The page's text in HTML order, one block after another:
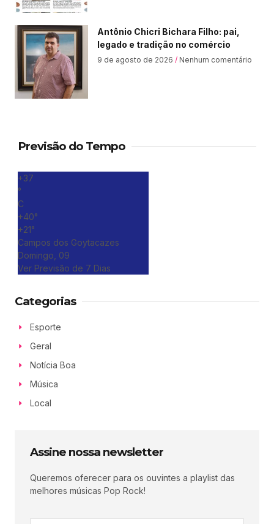
Antônio Chicri Bichara Filho: pai,
legado e tradição no comércio
9 de agosto de 2026 Nenhum comentário
Previsão do Tempo
+37
°
C
+40°
+21°
Campos dos Goytacazes
Domingo, 09
Ver Previsão de 7 Dias
Categorias
Esporte
Geral
Notícia Boa
Música
Local
Assine nossa newsletter
Queremos oferecer para os ouvintes a playlist das
melhores músicas Pop Rock!